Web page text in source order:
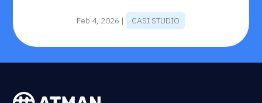
Feb 4, 2026 | CASI STUDIO